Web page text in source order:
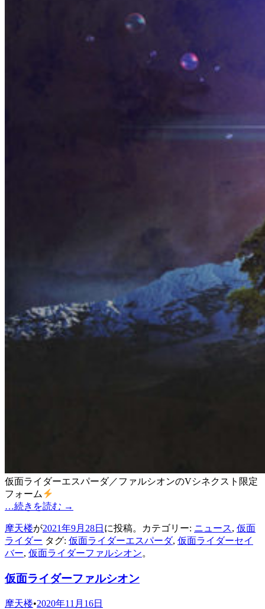
仮面ライダーエスパーダ／ファルシオンのVシネクスト限定
フォーム
…続きを読む →
摩天楼が2021年9月28日 に投稿。カテゴリー: ニュース, 仮面
ライダー タグ: 仮面ライダーエスパーダ, 仮面ライダーセイ
バー, 仮面ライダーファルシオン。
仮面ライダーファルシオン
摩天楼•2020年11月16日